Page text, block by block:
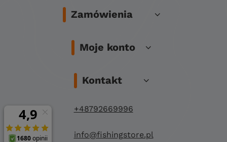
Zamówienia
Moje konto
Kontakt
+48792669996
info@fishingstore.pl